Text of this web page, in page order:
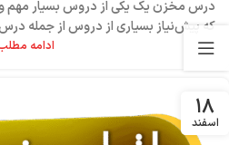
درس مخزن یک یکی از دروس بسیار مهم
که پیش‌نیاز بسیاری از دروس از جمله
ادامه
۱۸
اسفند